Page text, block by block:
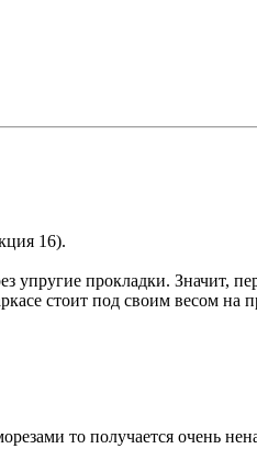
16).
прокладки. Значит,
стоит под своим весом
то получается очень